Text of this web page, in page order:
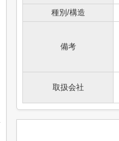
種別/構造
備考
取扱会社